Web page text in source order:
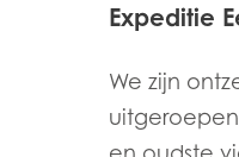
Expeditie
We zijn